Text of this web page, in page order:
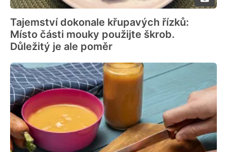
Tajemství dokonale křupavých řízků:
Místo části mouky použijte škrob.
Důležitý je ale poměr